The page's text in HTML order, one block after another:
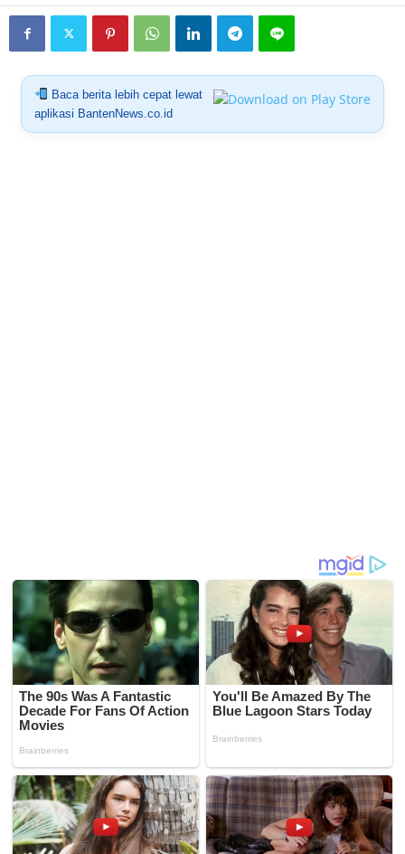
Baca berita lebih cepat lewat
aplikasi BantenNews.co.id